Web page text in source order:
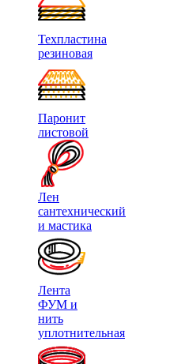
Техпластина
резиновая
Паронит
листовой
Лен
сантехнический
и мастика
Лента
ФУМ и
нить
уплотнительная